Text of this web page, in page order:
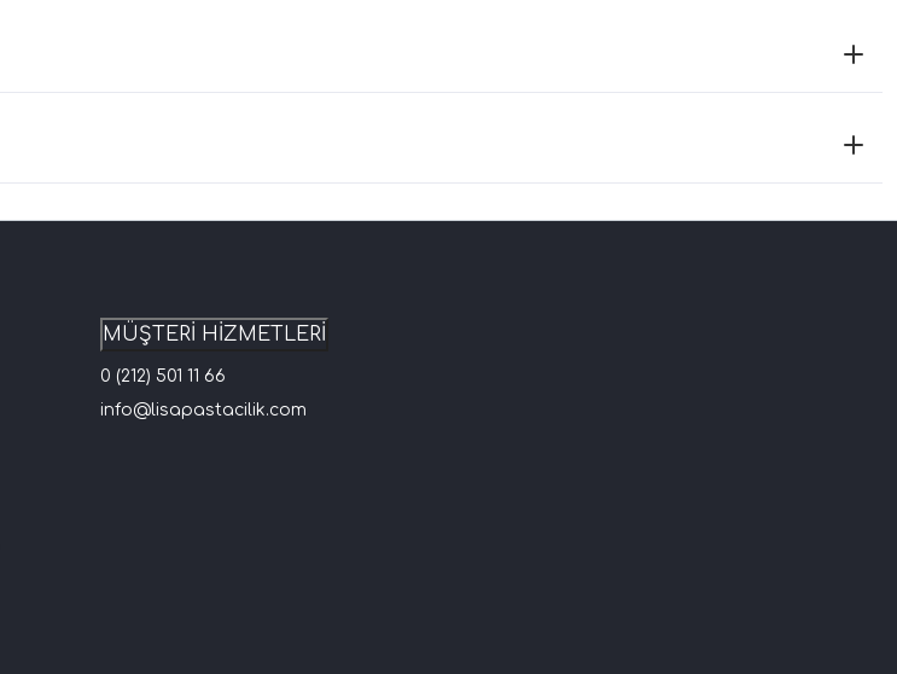
MÜŞTERİ HİZMETLERİ
0 (212) 501 11 66
info@lisapastacilik.com